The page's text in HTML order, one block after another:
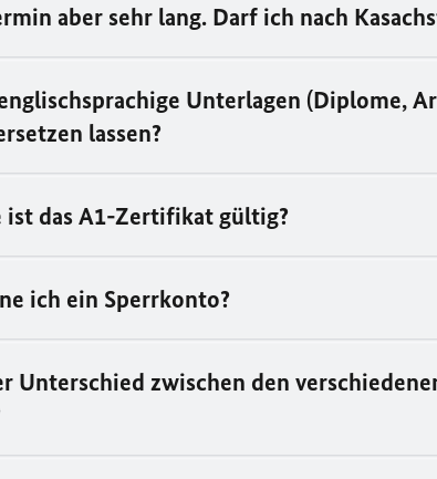
aber sehr lang. Darf ich nach
Unterlagen (Diplome,
lassen?
ist das A1-Zertifikat gültig?
ich ein Sperrkonto?
Unterschied zwischen den